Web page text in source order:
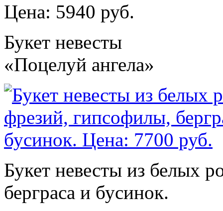
Цена: 5940 руб.
Букет невесты
«Поцелуй ангела»
Букет невесты из белых
берграса и бусинок.